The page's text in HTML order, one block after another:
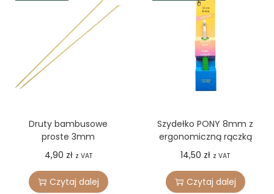
Druty bambusowe
proste 3mm
4,90 zł z VAT
Czytaj dalej
Szydełko PONY 8mm z
ergonomiczną rączką
14,50 zł z VAT
Czytaj dalej